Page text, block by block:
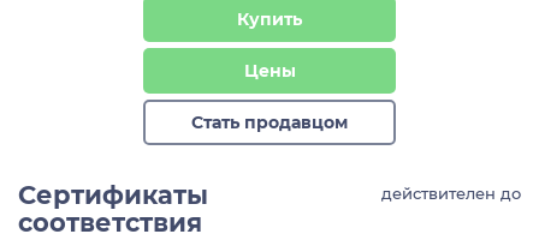
Купить
Цены
Стать продавцом
Сертификаты
соответствия
действителен до